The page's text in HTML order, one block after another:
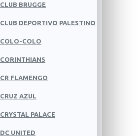
CLUB BRUGGE
CLUB DEPORTIVO PALESTINO
COLO-COLO
CORINTHIANS
CR FLAMENGO
CRUZ AZUL
CRYSTAL PALACE
DC UNITED